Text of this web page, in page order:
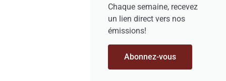
Chaque semaine, recevez
un lien direct vers nos
émissions!
Abonnez-vous